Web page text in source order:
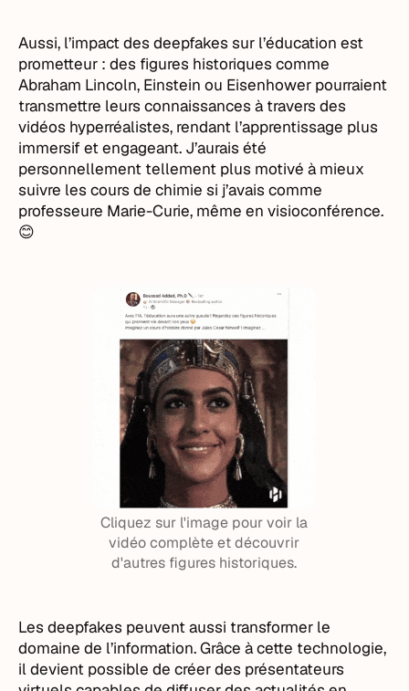
Aussi, l’impact des deepfakes sur l’éducation est
prometteur : des figures historiques comme
Abraham Lincoln, Einstein ou Eisenhower pourraient
transmettre leurs connaissances à travers des
vidéos hyperréalistes, rendant l’apprentissage plus
immersif et engageant. J’aurais été
personnellement tellement plus motivé à mieux
suivre les cours de chimie si j’avais comme
professeure Marie-Curie, même en visioconférence.
😊
Cliquez sur l'image pour voir la
vidéo complète et découvrir
d'autres figures historiques.
Les deepfakes peuvent aussi transformer le
domaine de l’information. Grâce à cette technologie,
il devient possible de créer des présentateurs